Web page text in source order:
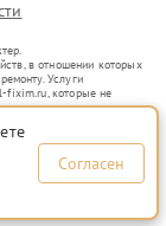
в отношении которых
Услуги
fixim.ru, которые не
представителями.
оборот в соответствии
услуг или введения
услугах по
определяемой
Согласен